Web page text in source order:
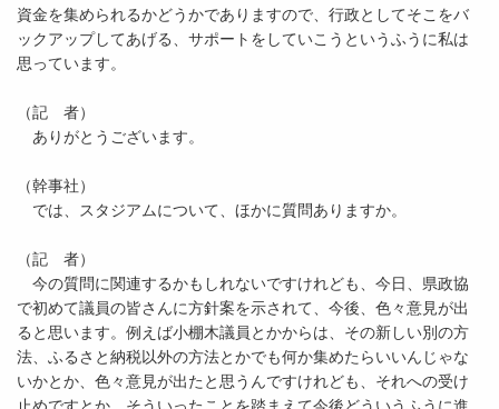
資金を集められるかどうかでありますので、行政としてそこをバ
ックアップしてあげる、サポートをしていこうというふうに私は
思っています。
（記 者）
ありがとうございます。
（幹事社）
では、スタジアムについて、ほかに質問ありますか。
（記 者）
今の質問に関連するかもしれないですけれども、今日、県政協
で初めて議員の皆さんに方針案を示されて、今後、色々意見が出
ると思います。例えば小棚木議員とかからは、その新しい別の方
法、ふるさと納税以外の方法とかでも何か集めたらいいんじゃな
いかとか、色々意見が出たと思うんですけれども、それへの受け